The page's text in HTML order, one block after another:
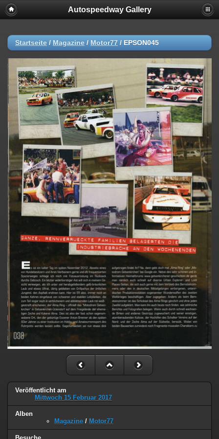
Autospeedway Gallery
Startseite / Magazine / Motor77 / EPSON045
Veröffentlicht am
Mittwoch 15 Februar 2017
Alben
Magazine / Motor77